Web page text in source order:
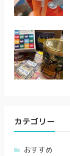
カテゴリー
おすすめ